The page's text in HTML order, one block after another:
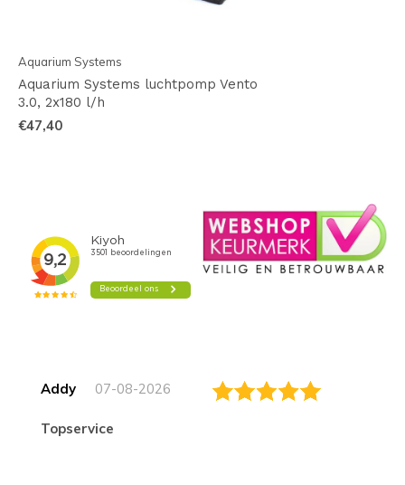
Aquarium Systems
Aquarium Systems luchtpomp Vento
3.0, 2x180 l/h
€47,40
Addy 07-08-2026
topservice